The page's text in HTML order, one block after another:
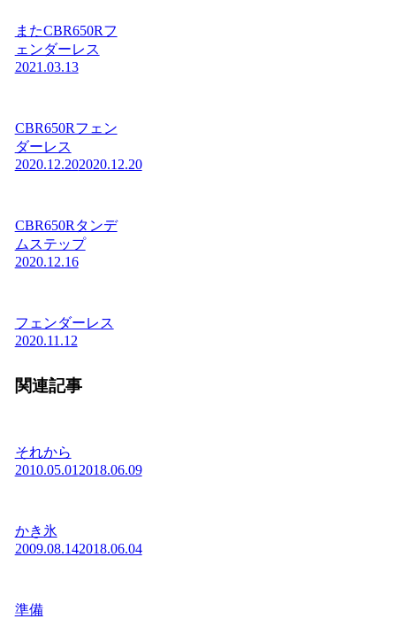
またCBR650Rフ
ェンダーレス
2021.03.13
CBR650Rフェン
ダーレス
2020.12.202020.12.20
CBR650Rタンデ
ムステップ
2020.12.16
フェンダーレス
2020.11.12
関連記事
それから
2010.05.01 2018.06.09
かき氷
2009.08.142018.06.04
準備